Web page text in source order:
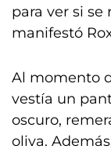
para ver si se
manifestó
Al momento
vestía un
oscuro,
oliva.